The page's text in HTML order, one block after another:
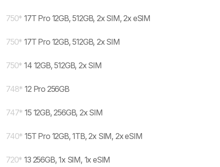
750* 17T Pro 12GB, 512GB, 2x SIM, 2x eSIM
750* 17T Pro 12GB, 512GB, 2x SIM
750* 14 12GB, 512GB, 2x SIM
748* 12 Pro 256GB
747* 15 12GB, 256GB, 2x SIM
740* 15T Pro 12GB, 1TB, 2x SIM, 2x eSIM
720* 13 256GB, 1x SIM, 1x eSIM